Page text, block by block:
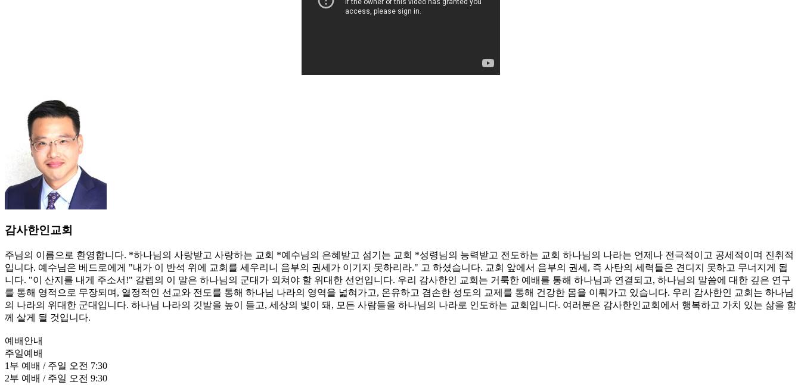
감사한인교회
주님의 이름으로 환영합니다. *하나님의 사랑받고 사랑하는 교회 *예수님의 은혜받고 섬기는 교회 *성령님의 능력받고 전도하는 교회 하나님의 나라는 언제나 전극적이고 공세적이며 진취적
입니다. 예수님은 베드로에게 "내가 이 반석 위에 교회를 세우리니 음부의 권세가 이기지 못하리라." 고 하셨습니다. 교회 앞에서 음부의 권세, 즉 사탄의 세력들은 견디지 못하고 무너지게 됩
니다. "이 산지를 내게 주소서!" 갈렙의 이 말은 하나님의 군대가 외쳐야 할 위대한 선언입니다. 우리 감사한인 교회는 거룩한 예배를 통해 하나님과 연결되고, 하나님의 말씀에 대한 깊은 연구
를 통해 영적으로 무장되며, 열정적인 선교와 전도를 통해 하나님 나라의 영역을 넓혀가고, 온유하고 겸손한 성도의 교제를 통해 건강한 몸을 이뤄가고 있습니다. 우리 감사한인 교회는 하나님
의 나라의 위대한 군대입니다. 하나님 나라의 깃발을 높이 들고, 세상의 빛이 돼, 모든 사람들을 하나님의 나라로 인도하는 교회입니다. 여러분은 감사한인교회에서 행복하고 가치 있는 삶을 함
께 살게 될 것입니다.
예배안내
주일예배
1부 예배 / 주일 오전 7:30
2부 예배 / 주일 오전 9:30